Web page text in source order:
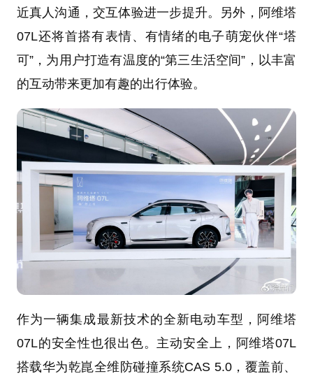
近真人沟通，交互体验进一步提升。另外，阿维塔
07L还将首搭有表情、有情绪的电子萌宠伙伴“塔
可”，为用户打造有温度的“第三生活空间”，以丰富
的互动带来更加有趣的出行体验。
作为一辆集成最新技术的全新电动车型，阿维塔
07L的安全性也很出色。主动安全上，阿维塔07L
搭载华为乾崑全维防碰撞系统CAS 5.0，覆盖前、